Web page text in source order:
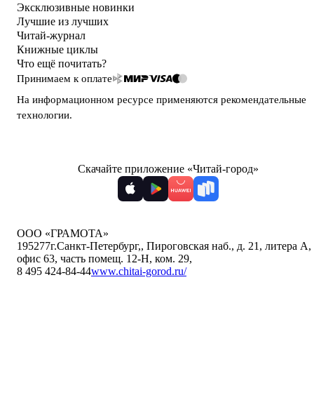
Эксклюзивные новинки
Лучшие из лучших
Читай-журнал
Книжные циклы
Что ещё почитать?
Принимаем к оплате
На информационном ресурсе применяются рекомендательные
технологии.
Скачайте приложение «Читай-город»
ООО «ГРАМОТА»
195277г.Санкт-Петербург,, Пироговская наб., д. 21, литера А,
офис 63, часть помещ. 12-Н, ком. 29,
8 495 424-84-44www.chitai-gorod.ru/